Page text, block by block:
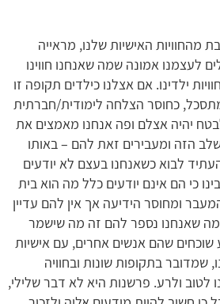
מהחוויות האישיות שלנו, מראייה
לעצמנו אמונה שמה שאנחנו חווינו
ילדינו. אם אצלנו כילדים תקופה זו
כחוסר הצלחה לימודית/חברתית
יהיה אצלם ופה אנחנו מאמצים את
הזה ומעבירים זאת להם – באותו
לבוא כשאנחנו בעצם לא יודעים
כי הם אינם יודעים כלל מה הוא בית
ומחוסר הידיעה אך אין להם עדיין
מה שאנחנו נספר להם זה מה שישמר
שוכחים שהם אנשים אחרים, עם אישיות
שמדובר בתקופות שונות ובחוויה
ולרע. פרשנות היא לא דבר שלילי,